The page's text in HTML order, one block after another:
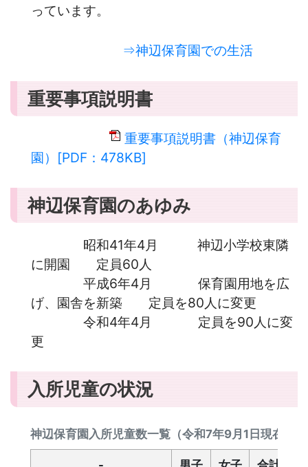
っています。
⇒神辺保育園での生活
重要事項説明書
重要事項説明書（神辺保育
園）[PDF：478KB]
神辺保育園のあゆみ
昭和41年4月 神辺小学校東隣
に開園 定員60人
平成6年4月 保育園用地を広
げ、園舎を新築 定員を80人に変更
令和4年4月 定員を90人に変
更
入所児童の状況
神辺保育園入所児童数一覧（令和7年9月1日現在)